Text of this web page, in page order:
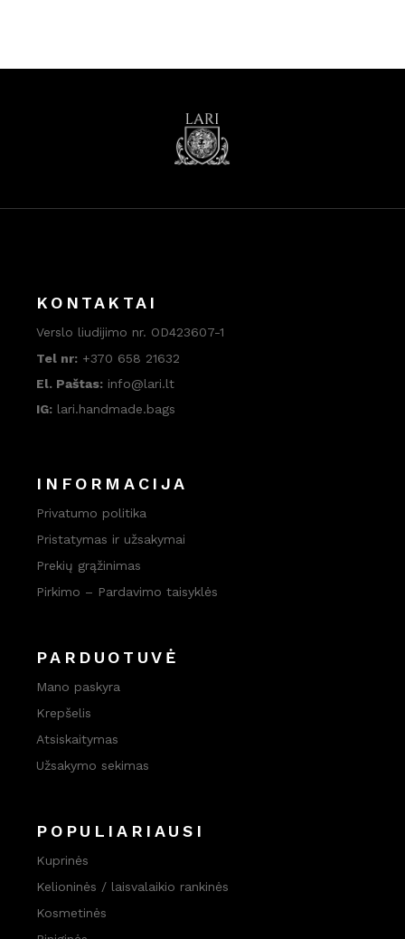
KONTAKTAI
Verslo liudijimo nr. OD423607-1
Tel nr: +370 658 21632
El. Paštas: info@lari.lt
IG: lari.handmade.bags
INFORMACIJA
Privatumo politika
Pristatymas ir užsakymai
Prekių grąžinimas
Pirkimo – Pardavimo taisyklės
PARDUOTUVĖ
Mano paskyra
Krepšelis
Atsiskaitymas
Užsakymo sekimas
POPULIARIAUSI
Kuprinės
Kelioninės / laisvalaikio rankinės
Kosmetinės